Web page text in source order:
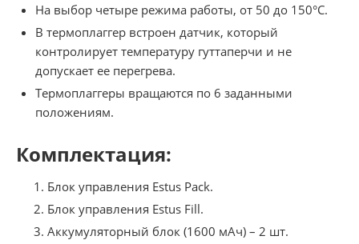
На выбор четыре режима работы, от 50 до 150°С.
В термоплаггер встроен датчик, который
контролирует температуру гуттаперчи и не
допускает ее перегрева.
Термоплаггеры вращаются по 6 заданными
положениям.
Комплектация:
Блок управления Estus Pack.
Блок управления Estus Fill.
Аккумуляторный блок (1600 мАч) – 2 шт.